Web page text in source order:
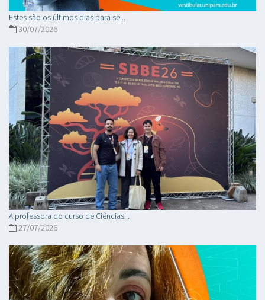
Estes são os últimos dias para se...
30/07/2026
A professora do curso de Ciências...
27/07/2026